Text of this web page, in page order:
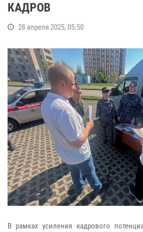
КАДРОВ
28 апреля 2025, 05:50
В рамках усиления кадрового